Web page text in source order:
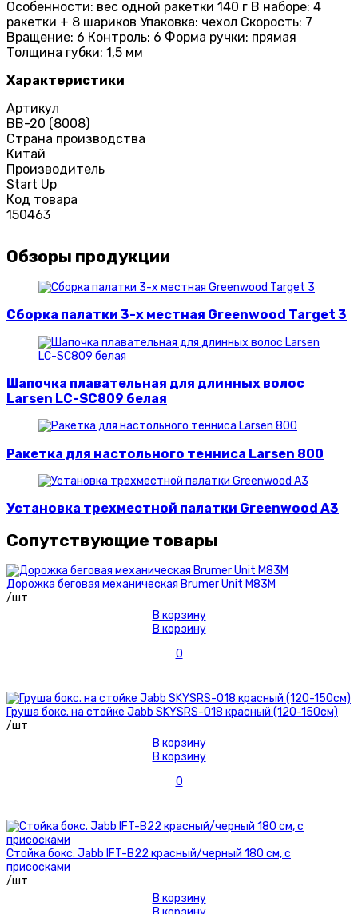
Особенности: вес одной ракетки 140 г В наборе: 4
ракетки + 8 шариков Упаковка: чехол Скорость: 7
Вращение: 6 Контроль: 6 Форма ручки: прямая
Толщина губки: 1,5 мм
Характеристики
Артикул
BB-20 (8008)
Страна производства
Китай
Производитель
Start Up
Код товара
150463
Обзоры продукции
Сборка палатки 3-х местная Greenwood Target 3
Шапочка плавательная для длинных волос
Larsen LC-SC809 белая
Ракетка для настольного тенниса Larsen 800
Установка трехместной палатки Greenwood A3
Сопутствующие товары
Дорожка беговая механическая Brumer Unit M83M
/шт
В корзину
В корзину
0
Груша бокс. на стойке Jabb SKYSRS-018 красный (120-150см)
/шт
В корзину
В корзину
0
Стойка бокс. Jabb IFT-B22 красный/черный 180 см, с
присосками
/шт
В корзину